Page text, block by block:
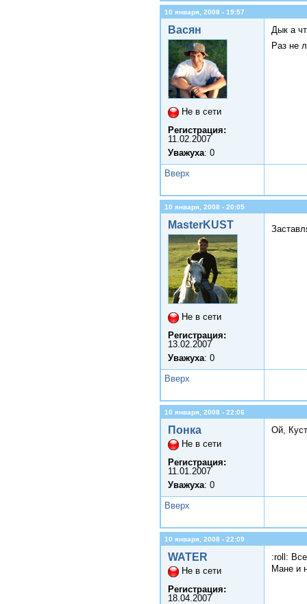
10 января, 2008 - 19:57
Васян
Не в сети
Регистрация:
11.02.2007
Уважуха: 0
Дык а
Раз не
Вверх
10 января, 2008 - 20:05
MasterKUST
Не в сети
Регистрация:
13.02.2007
Уважуха: 0
Вверх
10 января, 2008 - 22:06
Понка
Не в сети
Регистрация:
11.01.2007
Уважуха: 0
Ой,
Вверх
10 января, 2008 - 22:09
WATER
Не в сети
Регистрация:
18.04.2007
:roll:
Мане и